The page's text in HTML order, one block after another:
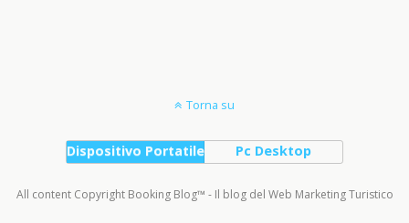
Torna su
Dispositivo Portatile Pc Desktop
All content Copyright Booking Blog™ - Il blog del Web Marketing Turistico